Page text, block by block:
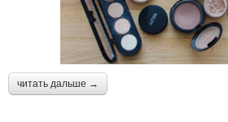
читать дальше →